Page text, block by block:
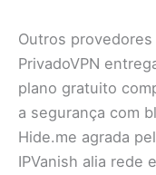
Outros
PrivadoVPN
plano gratuito
a segurança com
Hide.me agrada
IPVanish alia rede